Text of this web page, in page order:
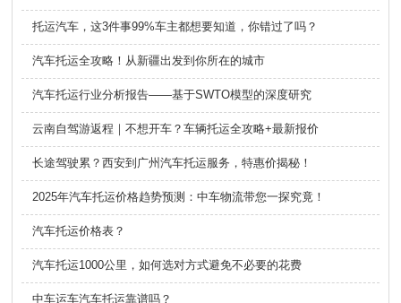
托运汽车，这3件事99%车主都想要知道，你错过了吗？
汽车托运全攻略！从新疆出发到你所在的城市
汽车托运行业分析报告——基于SWTO模型的深度研究
云南自驾游返程｜不想开车？车辆托运全攻略+最新报价
长途驾驶累？西安到广州汽车托运服务，特惠价揭秘！
2025年汽车托运价格趋势预测：中车物流带您一探究竟！
汽车托运价格表？
汽车托运1000公里，如何选对方式避免不必要的花费
中车运车汽车托运靠谱吗？